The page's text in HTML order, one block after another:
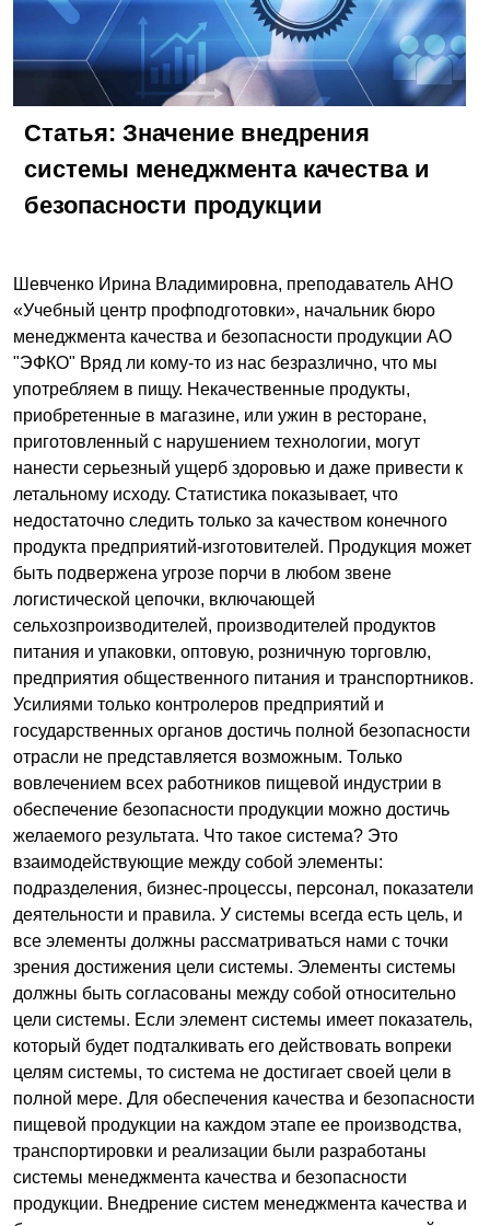
Статья: Значение внедрения
системы менеджмента качества и
безопасности продукции
Шевченко Ирина Владимировна, преподаватель АНО
«Учебный центр профподготовки», начальник бюро
менеджмента качества и безопасности продукции АО
"ЭФКО" Вряд ли кому-то из нас безразлично, что мы
употребляем в пищу. Некачественные продукты,
приобретенные в магазине, или ужин в ресторане,
приготовленный с нарушением технологии, могут
нанести серьезный ущерб здоровью и даже привести к
летальному исходу. Статистика показывает, что
недостаточно следить только за качеством конечного
продукта предприятий-изготовителей. Продукция может
быть подвержена угрозе порчи в любом звене
логистической цепочки, включающей
сельхозпроизводителей, производителей продуктов
питания и упаковки, оптовую, розничную торговлю,
предприятия общественного питания и транспортников.
Усилиями только контролеров предприятий и
государственных органов достичь полной безопасности
отрасли не представляется возможным. Только
вовлечением всех работников пищевой индустрии в
обеспечение безопасности продукции можно достичь
желаемого результата. Что такое система? Это
взаимодействующие между собой элементы:
подразделения, бизнес-процессы, персонал, показатели
деятельности и правила. У системы всегда есть цель, и
все элементы должны рассматриваться нами с точки
зрения достижения цели системы. Элементы системы
должны быть согласованы между собой относительно
цели системы. Если элемент системы имеет показатель,
который будет подталкивать его действовать вопреки
целям системы, то система не достигает своей цели в
полной мере. Для обеспечения качества и безопасности
пищевой продукции на каждом этапе ее производства,
транспортировки и реализации были разработаны
системы менеджмента качества и безопасности
продукции. Внедрение систем менеджмента качества и